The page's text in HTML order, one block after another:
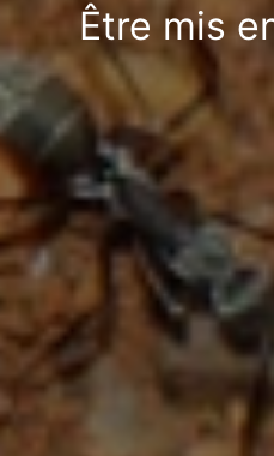
Être mis